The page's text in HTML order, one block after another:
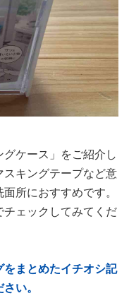
ケース」をご紹介し
スキングテープなど意
所におすすめです。
ェックしてみてくだ
まとめたイチオシ記
い。